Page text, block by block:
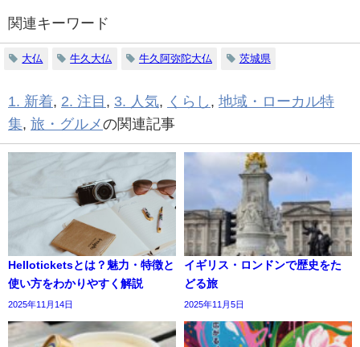
関連キーワード
大仏 牛久大仏 牛久阿弥陀大仏 茨城県
1. 新着 2. 注目 3. 人気 くらし
地域・ローカル特
集 旅・グルメの関連記事
Helloticketsとは？魅力・特徴と
使い方をわかりやすく解説
2025年11月14日
イギリス・ロンドンで歴史をた
どる旅
2025年11月5日